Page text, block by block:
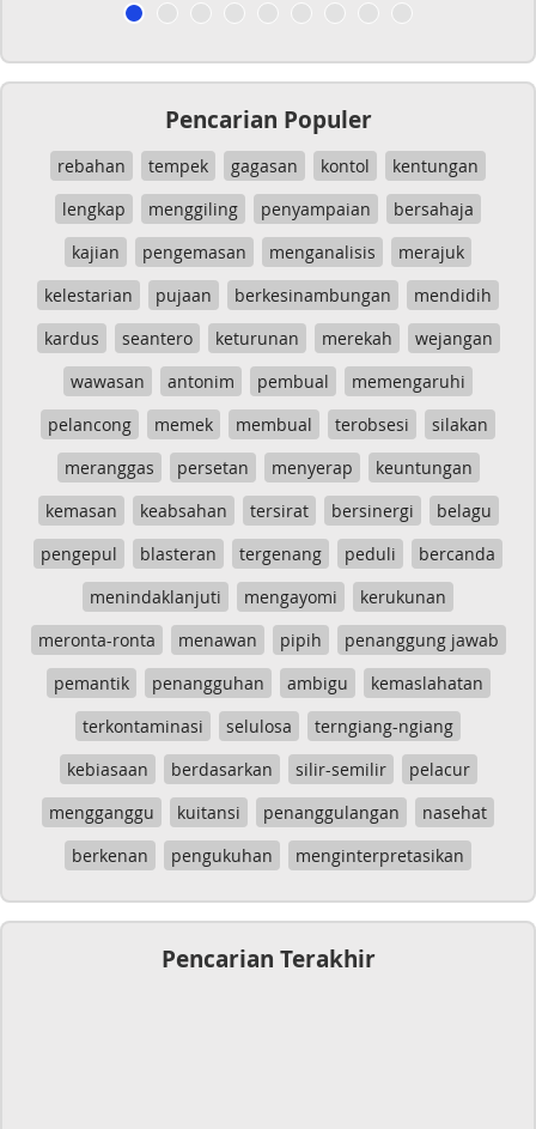
Pencarian Populer
rebahan tempek gagasan kontol
kentungan
lengkap
menggiling penyampaian
bersahaja
kajian
pengemasan menganalisis
merajuk
kelestarian
pujaan berkesinambungan
mendidih
kardus
seantero keturunan merekah
wejangan
wawasan
antonim pembual
memengaruhi
pelancong
memek membual terobsesi
silakan
meranggas
persetan menyerap
keuntungan
kemasan
keabsahan tersirat bersinergi
belagu
pengepul
blasteran tergenang peduli
bercanda
menindaklanjuti
mengayomi
kerukunan
meronta-ronta
menawan pipih
penanggung jawab
pemantik
penangguhan ambigu
kemaslahatan
terkontaminasi
selulosa
terngiang-ngiang
kebiasaan
berdasarkan silir-semilir
pelacur
mengganggu
kuitansi penanggulangan
nasehat
berkenan
pengukuhan menginterpretasikan
Pencarian Terakhir